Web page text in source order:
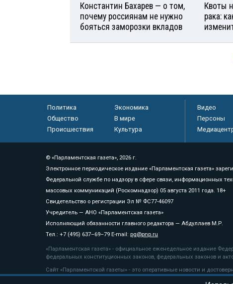
Константин Бахарев — о том,
почему россиянам не нужно
бояться заморозки вкладов
Квоты
рака:
Политика
Экономика
Общество
В мире
Происшествия
Культура
Видео
Персоны
© «Парламентская газета», 2026 г.
Электронное периодическое издание «Парламентская газета»
Федеральной службе по надзору в сфере связи, информационных
массовых коммуникаций (Роскомнадзор) 05 августа 2011 года. 18+
Свидетельство о регистрации Эл № ФС77-46097
Учредитель — АНО «Парламентская газета»
Исполняющий обязанности главного редактора — Абдуллаев М.Р.
Тел.: +7 (495) 637–69–79 E-mail: pg@pnp.ru
«Парламентская газета» - официальное еженедельное издание
федеральных конституционных законов, федеральных законов и
Сайт «Парламентской газеты» - это оперативные новости и
«Парламентской газеты» активная ссылка на pnp.ru обязательна.